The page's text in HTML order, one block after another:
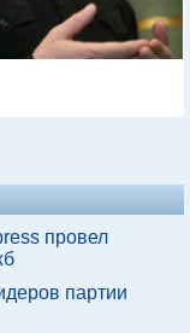
провел
партии